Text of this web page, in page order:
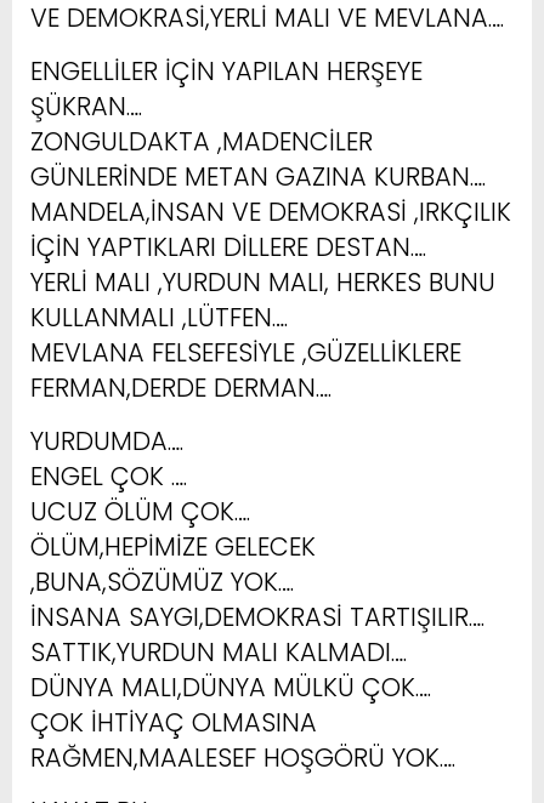
VE DEMOKRASİ,YERLİ MALI VE MEVLANA….
ENGELLİLER İÇİN YAPILAN HERŞEYE
ŞÜKRAN….
ZONGULDAKTA ,MADENCİLER
GÜNLERİNDE METAN GAZINA KURBAN….
MANDELA,İNSAN VE DEMOKRASİ ,IRKÇILIK
İÇİN YAPTIKLARI DİLLERE DESTAN….
YERLİ MALI ,YURDUN MALI, HERKES BUNU
KULLANMALI ,LÜTFEN….
MEVLANA FELSEFESİYLE ,GÜZELLİKLERE
FERMAN,DERDE DERMAN….
YURDUMDA….
ENGEL ÇOK ….
UCUZ ÖLÜM ÇOK….
ÖLÜM,HEPİMİZE GELECEK
,BUNA,SÖZÜMÜZ YOK….
İNSANA SAYGI,DEMOKRASİ TARTIŞILIR….
SATTIK,YURDUN MALI KALMADI….
DÜNYA MALI,DÜNYA MÜLKÜ ÇOK….
ÇOK İHTİYAÇ OLMASINA
RAĞMEN,MAALESEF HOŞGÖRÜ YOK….